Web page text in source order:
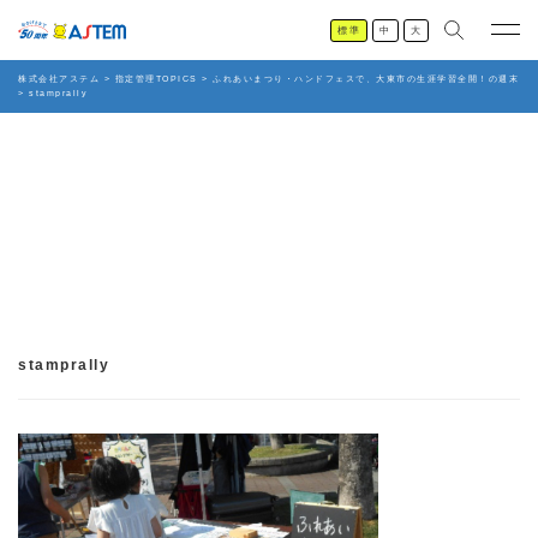
標準 中 大
株式会社アステム > 指定管理TOPICS >
ふれあいまつり・ハンドフェスで、大東市の生涯学習全開！の週末
> stamprally
stamprally